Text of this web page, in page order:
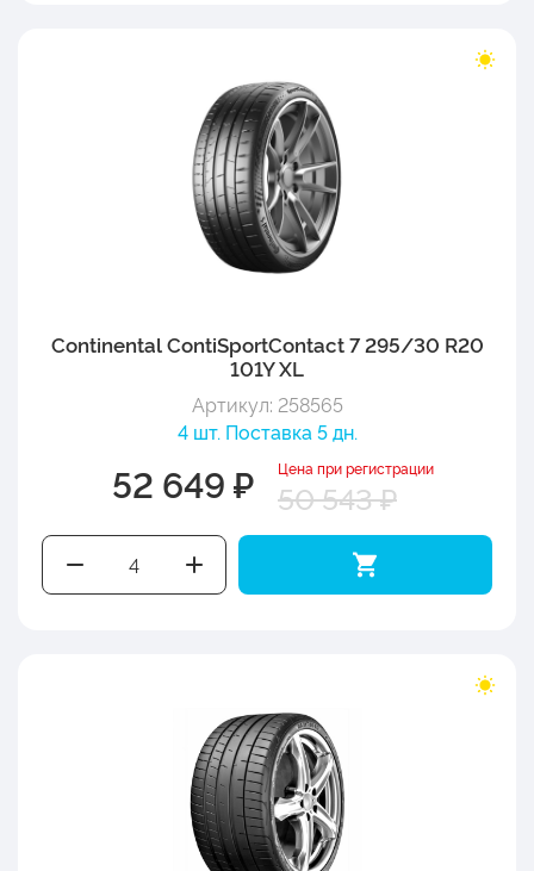
Continental ContiSportContact 7 295/30 R20
101Y XL
Артикул: 258565
4 шт. Поставка 5 дн.
52 649 ₽ Цена при регистрации
50 543 ₽